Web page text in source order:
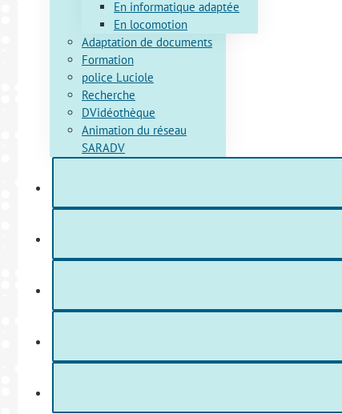
En informatique adaptée
En locomotion
Adaptation de documents
Formation
police Luciole
Recherche
DVidéothèque
Animation du réseau
SARADV